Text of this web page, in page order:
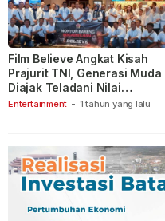
Entertainment - 1 tahun yang lalu
Film Believe Angkat Kisah
Prajurit TNI, Generasi Muda
Diajak Teladani Nilai
Keberanian